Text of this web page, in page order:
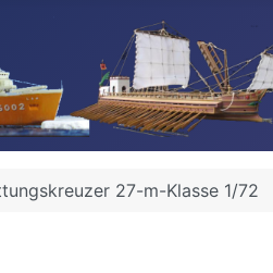
27-m-Klasse 1/72